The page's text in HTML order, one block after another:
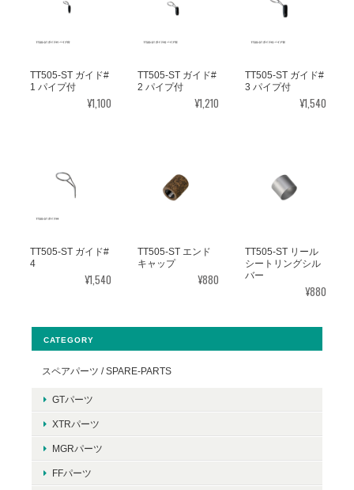
TT505-ST ガイド#
1 パイプ付
¥1,100
TT505-ST ガイド#
2 パイプ付
¥1,210
TT505-ST ガイド#
3 パイプ付
¥1,540
TT505-ST ガイド#
4
¥1,540
TT505-ST エンド
キャップ
¥880
TT505-ST リール
シートリングシル
バー
¥880
CATEGORY
スペアパーツ / SPARE-PARTS
GTパーツ
XTRパーツ
MGRパーツ
FFパーツ